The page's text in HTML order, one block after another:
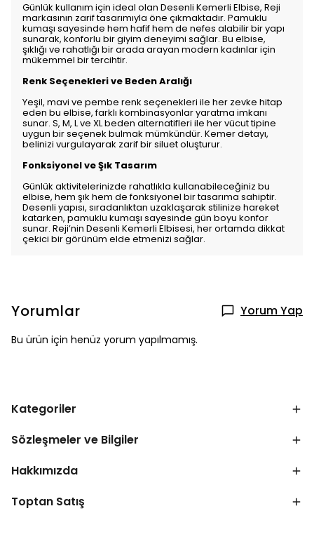
Günlük kullanım için ideal olan Desenli Kemerli Elbise, Reji
markasının zarif tasarımıyla öne çıkmaktadır. Pamuklu
kumaşı sayesinde hem hafif hem de nefes alabilir bir yapı
sunarak, konforlu bir giyim deneyimi sağlar. Bu elbise,
şıklığı ve rahatlığı bir arada arayan modern kadınlar için
mükemmel bir tercihtir.
Renk Seçenekleri ve Beden Aralığı
Yeşil, mavi ve pembe renk seçenekleri ile her zevke hitap
eden bu elbise, farklı kombinasyonlar yaratma imkanı
sunar. S, M, L ve XL beden alternatifleri ile her vücut tipine
uygun bir seçenek bulmak mümkündür. Kemer detayı,
belinizi vurgulayarak zarif bir siluet oluşturur.
Fonksiyonel ve Şık Tasarım
Günlük aktivitelerinizde rahatlıkla kullanabileceğiniz bu
elbise, hem şık hem de fonksiyonel bir tasarıma sahiptir.
Desenli yapısı, sıradanlıktan uzaklaşarak stilinize hareket
katarken, pamuklu kumaşı sayesinde gün boyu konfor
sunar. Reji’nin Desenli Kemerli Elbisesi, her ortamda dikkat
çekici bir görünüm elde etmenizi sağlar.
Yorumlar Yorum Yap
Bu ürün için henüz yorum yapılmamış.
Kategoriler
Sözleşmeler ve Bilgiler
Hakkımızda
Toptan Satış